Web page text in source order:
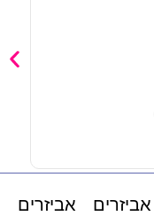
אביזרים
אביזרים